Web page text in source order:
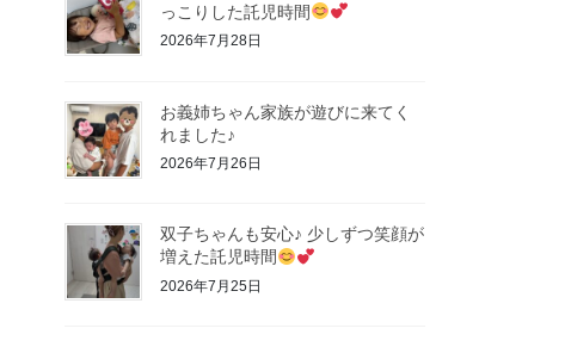
っこりした託児時間
2026年7月28日
お義姉ちゃん家族が遊びに来てく
れました♪
2026年7月26日
双子ちゃんも安心♪ 少しずつ笑顔が
増えた託児時間
2026年7月25日